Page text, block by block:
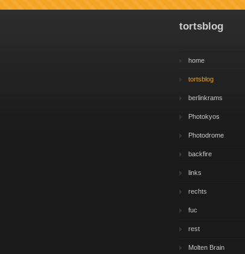
tortsblog
home
tortsblog
berlinkrams
Photokyos
Photodrome
backfire
links
rechts
fuc
rest
Molten Brain